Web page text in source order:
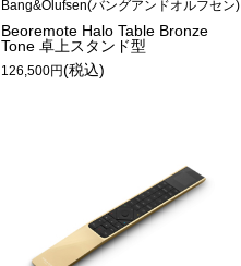
Bang&Olufsen(バングアンドオルフセン)
Beoremote Halo Table Bronze
Tone 卓上スタンド型
126,500円(税込)